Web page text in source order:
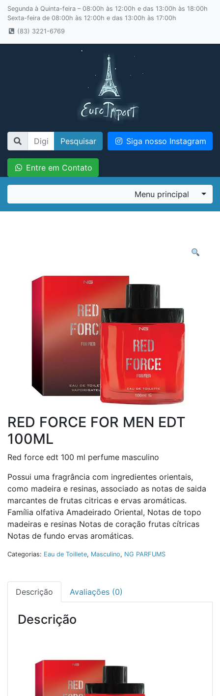
Segunda à Quinta-feira – 08:00h às 12:00h e das 13:00h às 18:00h
Sexta-feira de 08:00h às 12:00h e das 13:00h às 17:00h
(83) 3221-6769
Pesquisar Siga nosso Instagram
Entre em Contato
Menu principal
RED FORCE FOR MEN EDT
100ML
Red force edt 100 ml perfume masculino
Possui uma fragrância com ingredientes orientais,
como madeira e resinas, associado as notas de saida
marcantes de frutas citricas e ervas aromáticas.
Família olfativa Amadeirado Oriental, Notas de topo
madeiras e resinas Notas de coração frutas cítricas
Notas de fundo ervas aromáticas.
Categorias: Eau de Toillete, Masculino, NG PARFUMS
Descrição Avaliações (0)
Descrição